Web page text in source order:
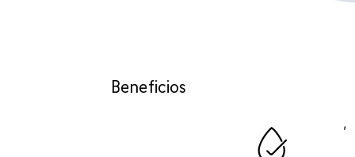
Beneficios
,